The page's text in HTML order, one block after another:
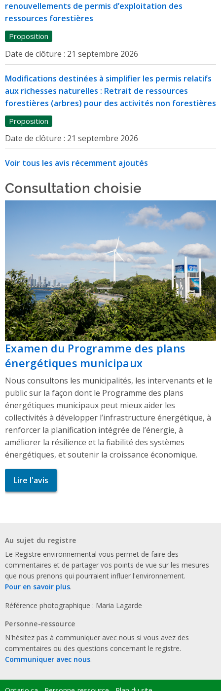
renouvellements de permis d’exploitation des
ressources forestières
Proposition
Date de clôture : 21 septembre 2026
Modifications destinées à simplifier les permis relatifs
aux richesses naturelles : Retrait de ressources
forestières (arbres) pour des activités non forestières
Proposition
Date de clôture : 21 septembre 2026
Voir tous les avis récemment ajoutés
Consultation choisie
Examen du Programme des plans
énergétiques municipaux
Nous consultons les municipalités, les intervenants et le
public sur la façon dont le Programme des plans
énergétiques municipaux peut mieux aider les
collectivités à développer l’infrastructure énergétique, à
renforcer la planification intégrée de l’énergie, à
améliorer la résilience et la fiabilité des systèmes
énergétiques, et soutenir la croissance économique.
Lire l'avis
Au sujet du registre
Le Registre environnemental vous permet de faire des
commentaires et de partager vos points de vue sur les mesures
que nous prenons qui pourraient influer l'environnement.
Pour en savoir plus.
Référence photographique : Maria Lagarde
Personne-ressource
N'hésitez pas à communiquer avec nous si vous avez des
commentaires ou des questions concernant le registre.
Communiquer avec nous.